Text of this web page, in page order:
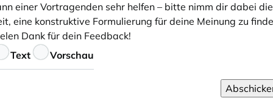
einer Vortragenden sehr helfen – bitte nimm dir dabei die
eine konstruktive Formulierung für deine Meinung zu
Dank für dein Feedback!
Text Vorschau